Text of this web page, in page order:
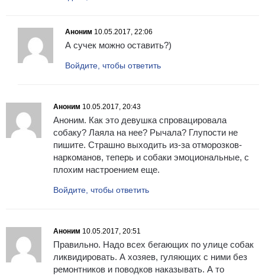
Аноним 10.05.2017, 22:06
А сучек можно оставить?)
Войдите, чтобы ответить
Аноним 10.05.2017, 20:43
Аноним. Как это девушка спровацировала
собаку? Лаяла на нее? Рычала? Глупости не
пишите. Страшно выходить из-за отморозков-
наркоманов, теперь и собаки эмоциональные, с
плохим настроением еще.
Войдите, чтобы ответить
Аноним 10.05.2017, 20:51
Правильно. Надо всех бегающих по улице собак
ликвидировать. А хозяев, гуляющих с ними без
ремонтников и поводков наказывать. А то